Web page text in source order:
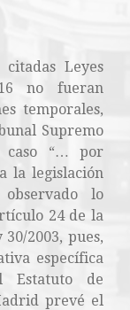
Leyes
no fueran
temporales,
Supremo
caso “… por
la legislación
lo
24 de la
2003, pues,
específica
Estatuto de
prevé el